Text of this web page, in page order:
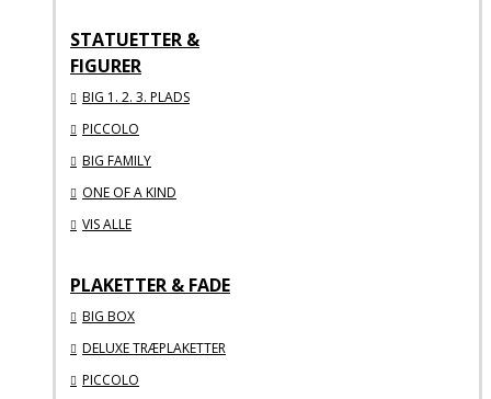
STATUETTER &
FIGURER
BIG 1. 2. 3. PLADS
PICCOLO
BIG FAMILY
ONE OF A KIND
VIS ALLE
PLAKETTER & FADE
BIG BOX
DELUXE TRÆPLAKETTER
PICCOLO